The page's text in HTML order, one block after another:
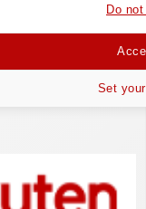
Do
Set